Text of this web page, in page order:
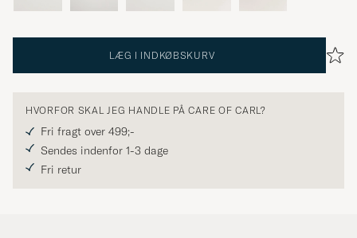
LÆG I INDKØBSKURV
HVORFOR SKAL JEG HANDLE PÅ CARE OF CARL?
Fri fragt over 499;-
Sendes indenfor 1-3 dage
Fri retur